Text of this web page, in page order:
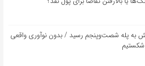
به پله شصت‌وپنجم رسید / بدون نوآوری واقعی